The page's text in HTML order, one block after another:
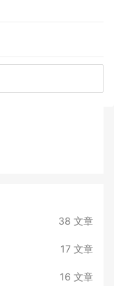
38 文章
17 文章
16 文章